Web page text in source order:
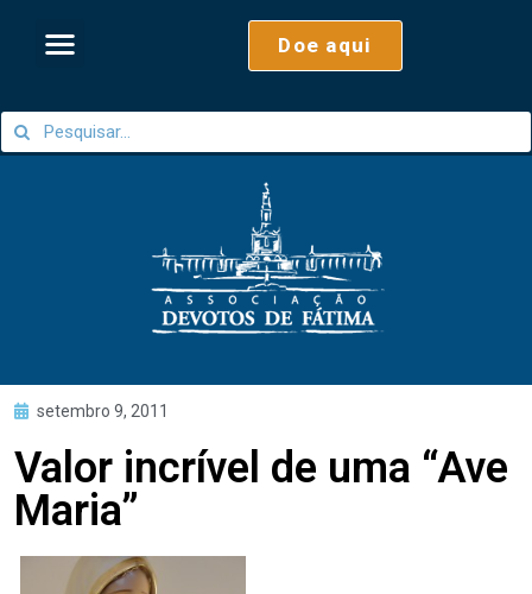
Doe aqui
setembro 9, 2011
Valor incrível de uma “Ave
Maria”